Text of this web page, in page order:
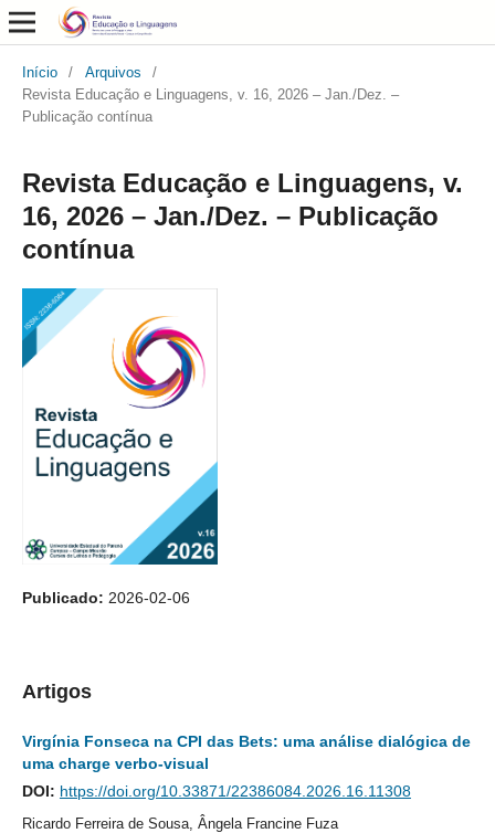
Início / Arquivos
/
Revista Educação e Linguagens, v. 16, 2026 – Jan./Dez. –
Publicação contínua
Revista Educação e Linguagens, v.
16, 2026 – Jan./Dez. – Publicação
contínua
Publicado: 2026-02-06
Artigos
Virgínia Fonseca na CPI das Bets: uma análise dialógica de
uma charge verbo-visual
DOI: https://doi.org/10.33871/22386084.2026.16.11308
Ricardo Ferreira de Sousa, Ângela Francine Fuza